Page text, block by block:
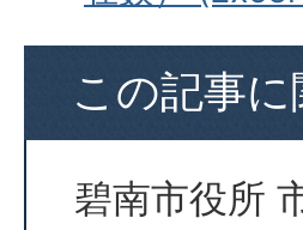
この記事
碧南市役所